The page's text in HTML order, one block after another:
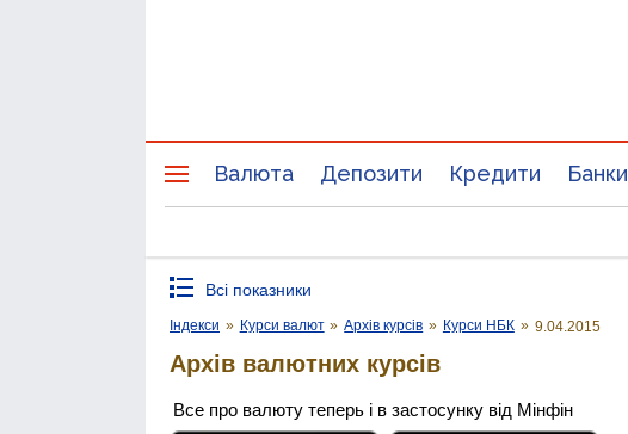
Валюта Депозити Кредити Банки
Всі показники
Індекси » Курси валют » Архів курсів » Курси НБК » 9.04.2015
Архів валютних курсів
Все про валюту теперь і в застосунку від Мінфін